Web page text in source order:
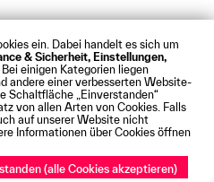
ein. Dabei handelt es sich um
& Sicherheit, Einstellungen,
. Bei einigen Kategorien liegen
andere einer verbesserten Website-
Schaltfläche „Einverstanden“
von allen Arten von Cookies. Falls
auf unserer Website nicht
Informationen über Cookies öffnen
(alle Cookies akzeptieren)
Barrierefreiheit
Intranet Webmail